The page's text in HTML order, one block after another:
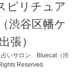
ピリチュア
渋谷区幡ケ
張）
占いサロン Bluecat（渋
Reserved.